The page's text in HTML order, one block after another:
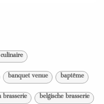
banquet venue baptême
brasserie belgische brasserie